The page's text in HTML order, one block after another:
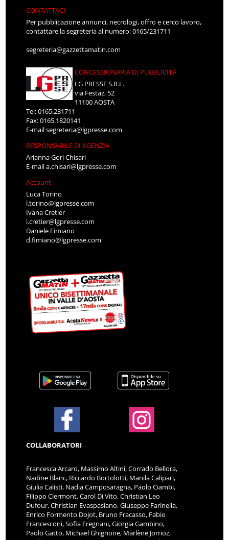
CONTATTACI
Per pubblicazione annunci, necrologi, offro e cerco lavoro,
contattare la segreteria al numero: 0165/231711
segreteria@gazzettamatin.com
CONCESSIONARIA DI PUBBLICITÀ
LG PRESSE S.R.L.
via Festaz, 52
11100 AOSTA
Tel: 0165.231711
Fax: 0165.1820141
E-mailsegreteria@lgpresse.com
RESPONSABILE DI AGENZIA
Arianna Gori Chisari
E-maila.chisari@lgpresse.com
Account
Luca Torino
l.torino@lgpresse.com
Ivana Cretier
i.cretier@lgpresse.com
Daniele Fimiano
d.fimiano@lgpresse.com
COLLABORATORI
Francesca Arcaro, Massimo Altini, Corrado Bellora,
Nadine Blanc, Riccardo Bortolotti, Manila Calipari,
Giulia Calisti, Nadia Camposaragna, Paolo Ciambi,
Filippo Clermont, Carol Di Vito, Christian Leo
Dufour, Christian Evaspasiano, Giuseppe Farinella,
Enrico Formento Dojot, Bruno Fracasso, Fabio
Francesconi, Sofia Fregnani, Giorgia Gambino,
Paolo Gatto, Michael Ghignone, Marlène Jorrioz,